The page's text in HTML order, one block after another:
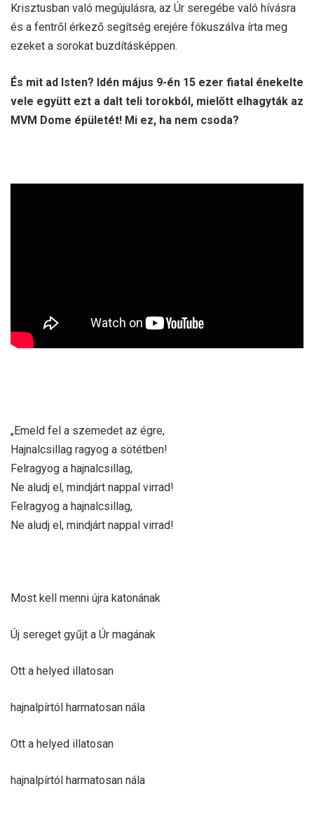
Krisztusban való megújulásra, az Úr seregébe való hívásra
és a fentről érkező segítség erejére fókuszálva írta meg
ezeket a sorokat buzdításképpen.
És mit ad Isten? Idén május 9-én 15 ezer fiatal énekelte
vele együtt ezt a dalt teli torokból, mielőtt elhagyták az
MVM Dome épületét! Mi ez, ha nem csoda?
„Emeld fel a szemedet az égre,
Hajnalcsillag ragyog a sötétben!
Felragyog a hajnalcsillag,
Ne aludj el, mindjárt nappal virrad!
Felragyog a hajnalcsillag,
Ne aludj el, mindjárt nappal virrad!
Most kell menni újra katonának
Új sereget gyűjt a Úr magának
Ott a helyed illatosan
hajnalpírtól harmatosan nála
Ott a helyed illatosan
hajnalpírtól harmatosan nála